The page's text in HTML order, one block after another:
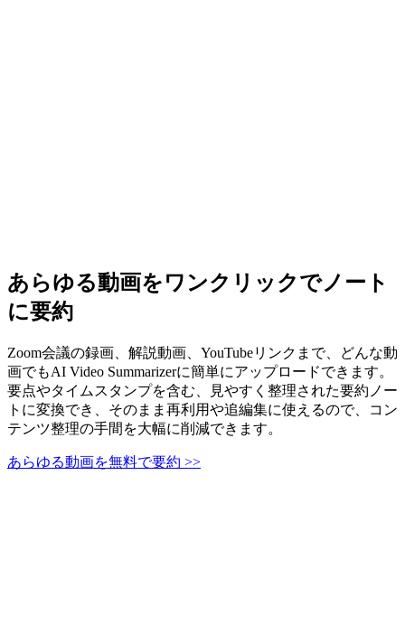
あらゆる動画をワンクリックでノート
に要約
Zoom会議の録画、解説動画、YouTubeリンクまで、どんな動
画でもAI Video Summarizerに簡単にアップロードできます。
要点やタイムスタンプを含む、見やすく整理された要約ノー
トに変換でき、そのまま再利用や追編集に使えるので、コン
テンツ整理の手間を大幅に削減できます。
あらゆる動画を無料で要約 >>